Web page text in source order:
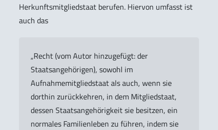
Herkunftsmitgliedstaat berufen. Hiervon umfasst ist
auch das
„Recht (vom Autor hinzugefügt: der
Staatsangehörigen), sowohl im
Aufnahmemitgliedstaat als auch, wenn sie
dorthin zurückkehren, in dem Mitgliedstaat,
dessen Staatsangehörigkeit sie besitzen, ein
normales Familienleben zu führen, indem sie